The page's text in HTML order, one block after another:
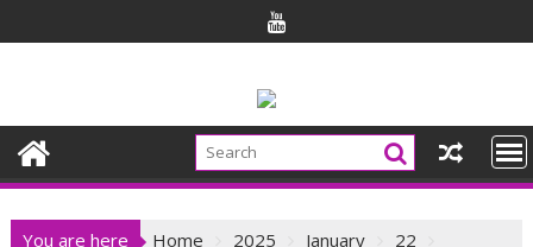
to
You are here Home 2025 January
22